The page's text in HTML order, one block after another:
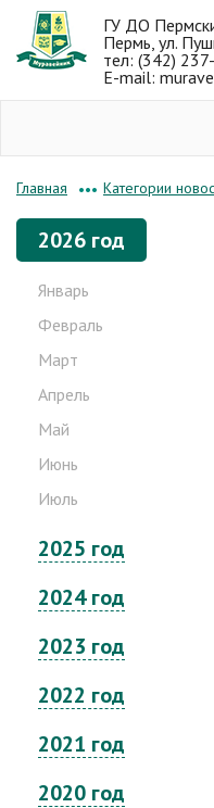
ГУ ДО
Пермь, ул.
тел: (342)
E-mail:
Главная ••• Категории
2026 год
Январь
Февраль
Март
Апрель
Май
Июнь
Июль
2025 год
2024 год
2023 год
2022 год
2021 год
2020 год